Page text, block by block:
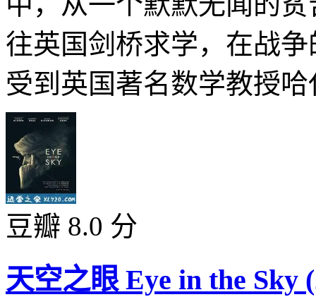
往英国剑桥求学，在战
受到英国著名数学教授
豆瓣 8.0 分
天空之眼 Eye in the Sky